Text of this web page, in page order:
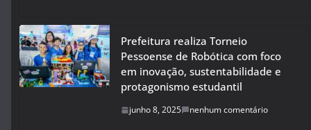
Prefeitura realiza Torneio
Pessoense de Robótica com foco
em inovação, sustentabilidade e
protagonismo estudantil
junho 8, 2025 nenhum comentário